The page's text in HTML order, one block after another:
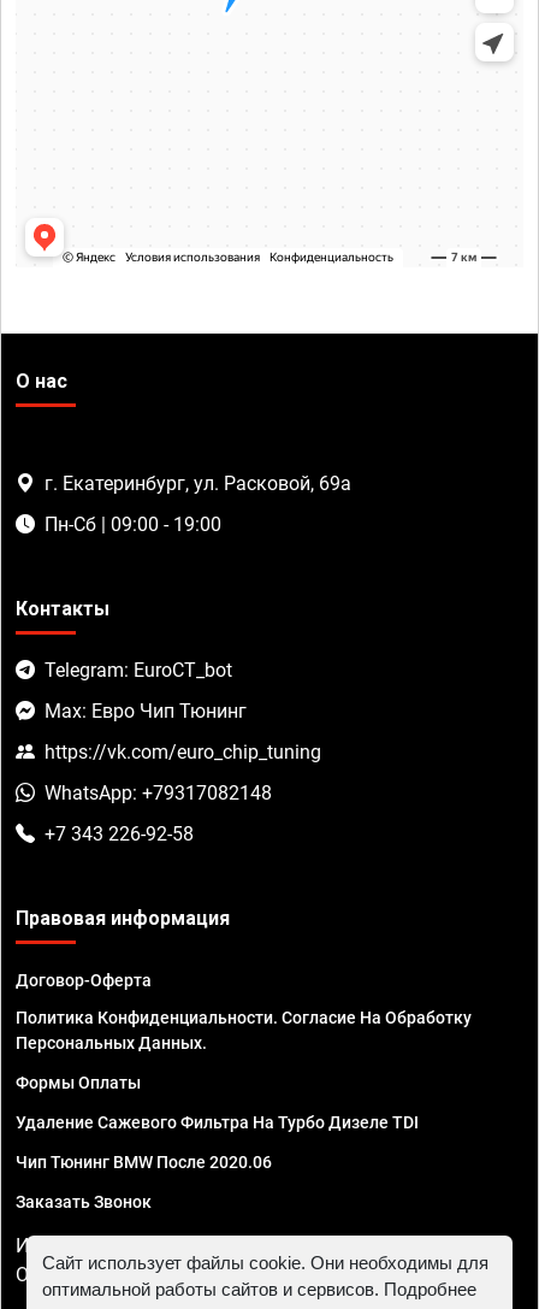
О нас
г. Екатеринбург, ул. Расковой, 69а
Пн-Сб | 09:00 - 19:00
Контакты
Telegram: EuroCT_bot
Max: Евро Чип Тюнинг
https://vk.com/euro_chip_tuning
WhatsApp: +79317082148
+7 343 226-92-58
Правовая информация
Договор-Оферта
Политика Конфиденциальности. Согласие На Обработку
Персональных Данных.
Формы Оплаты
Удаление Сажевого Фильтра На Турбо Дизеле TDI
Чип Тюнинг BMW После 2020.06
Заказать Звонок
ИП Смирнов Георгий Павлович. ИНН 781302555843,
ОГРНИП 324470400032610
Сайт использует файлы cookie. Они необходимы для
оптимальной работы сайтов и сервисов. Подробнее